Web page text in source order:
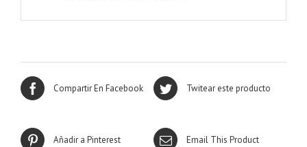
Compartir En Facebook Twitear este producto
Añadir a Pinterest Email This Product